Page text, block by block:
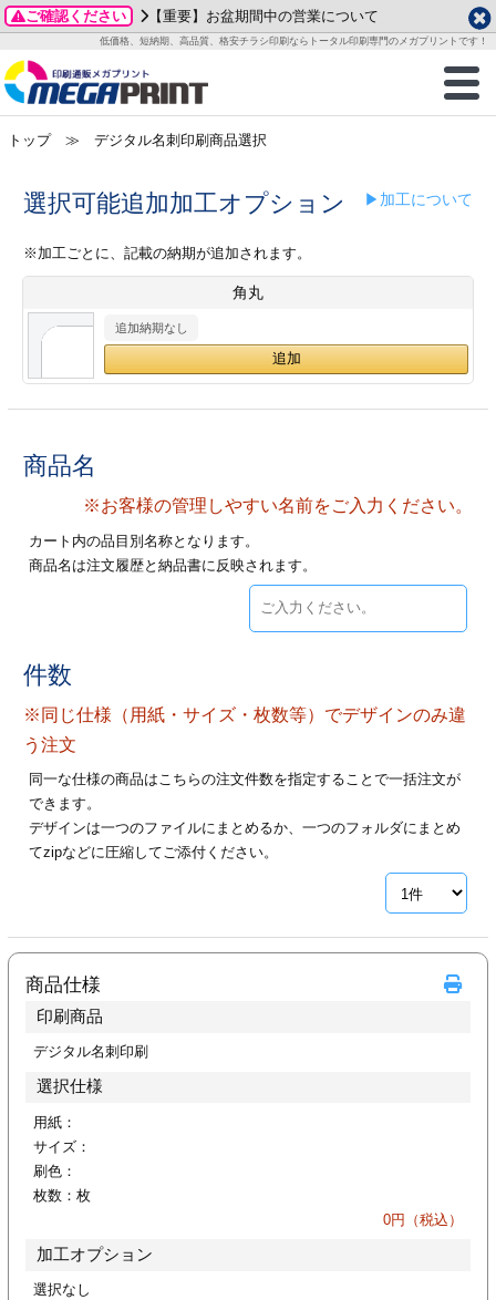
ご確認ください 【重要】お盆期間中の営業について
低価格、短納期、高品質、格安チラシ印刷ならトータル印刷専門のメガプリントです！
商品一覧
グッズ
ステッカー
物
ックカード印刷
ィ・販促グッズ
＆盛り上げ印刷
イズ
ご利用ガイド
お客様へ
いて
ついて
方法
刷
カード印刷
ード印刷
ックカード名刺
型マル型印刷
ー印刷
刷
印刷
フォルダー
ファイル印刷
印刷
印刷
リーブ印刷
印刷
データ作成ガイド
成前に
ガイド
イド
加工指示ガイド
テンプレート
ード印刷
名刺印刷
名刺印刷
ックカード
印刷
印刷
刷
名刺印刷
印刷
ムカード印刷
カード印刷
フォルダー
ファイル印刷
ァイル印刷
一覧
わせ
質問FAQ
り
2026年 8月
月
火 水 木 金
土
1
10
11 12 13
15
24
25 26 27 28
29
2026年 9月
水 木 金
土
14
15
21
22
30
・・休業日
トップ≫ デジタル名刺印刷商品選択
選択可能追加加工オプション ▶加工について
※加工ごとに、記載の納期が追加されます。
角丸
追加納期なし
商品名
※お客様の管理しやすい名前をご入力ください。
カート内の品目別名称となります。
商品名は注文履歴と納品書に反映されます。
件数
※同じ仕様（用紙・サイズ・枚数等）でデザインのみ違
う注文
同一な仕様の商品はこちらの注文件数を指定することで一括注文が
できます。
デザインは一つのファイルにまとめるか、一つのフォルダにまとめ
てzipなどに圧縮してご添付ください。
商品仕様
印刷商品
デジタル名刺印刷
選択仕様
用紙：
サイズ：
刷色：
枚数： 枚
0円（税込）
加工オプション
選択なし